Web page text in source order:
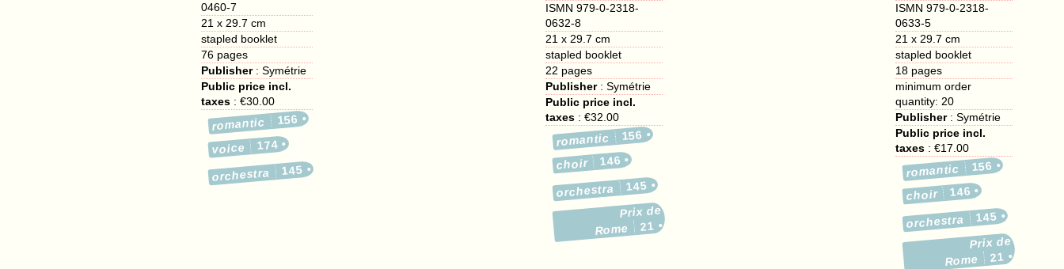
0460-7
21 x 29.7 cm
stapled booklet
76 pages
Publisher:Symétrie
Public price incl.
taxes :€30.00
romantic 156
voice 174
orchestra 145
ISMN 979-0-2318-
0632-8
21 x 29.7 cm
stapled booklet
22 pages
Publisher:Symétrie
Public price incl.
taxes :€32.00
romantic 156
choir 146
orchestra 145
Prix de
Rome 21
ISMN 979-0-2318-
0633-5
21 x 29.7 cm
stapled booklet
18 pages
minimum order
quantity: 20
Publisher:Symétrie
Public price incl.
taxes :€17.00
romantic 156
choir 146
orchestra 145
Prix de
Rome 21